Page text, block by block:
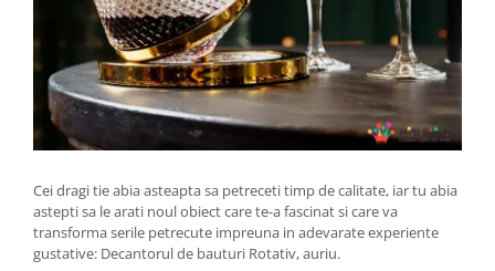
Cei dragi tie abia asteapta sa petreceti timp de calitate, iar tu abia
astepti sa le arati noul obiect care te-a fascinat si care va
transforma serile petrecute impreuna in adevarate experiente
gustative: Decantorul de bauturi Rotativ, auriu.